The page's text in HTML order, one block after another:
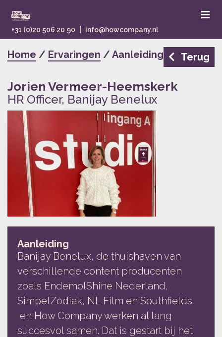
+31 (0)20 506 20 90 info@howcompany.nl
Home / Ervaringen / Aanleiding Terug
Jorien Vermeer-Heemskerk
HR Officer, Banijay Benelux
Aanleiding
Banijay Benelux, de thuishaven van
verschillende content producenten
zoals EndemolShine Nederland,
SimpelZodiak, NL Film en Southfields
en How Company werken al lang
succesvol samen. Dat is gestart bij het